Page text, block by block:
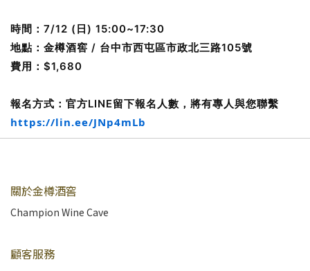
時間：7/12 (日) 15:00~17:30
地點：金樽酒窖 / 台中市西屯區市政北三路105號
費用：$1,680
報名方式：官方LINE留下報名人數，將有專人與您聯繫
https://lin.ee/JNp4mLb
關於金樽酒窖
Champion Wine Cave
顧客服務